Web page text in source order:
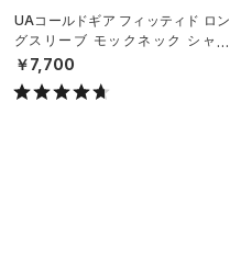
UAコールドギア フィッティド ロン
グスリーブ モックネック シャツ
（ゴルフ/MEN）
￥7,700